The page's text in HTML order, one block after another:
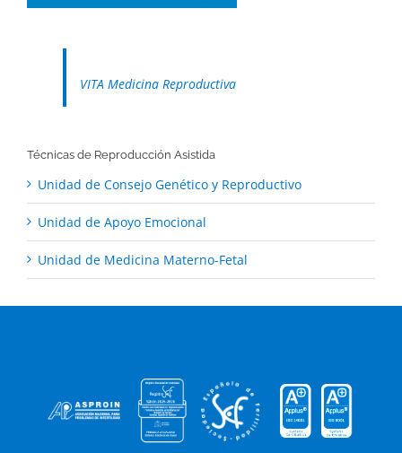
VITA Medicina Reproductiva
Técnicas de Reproducción Asistida
Unidad de Consejo Genético y Reproductivo
Unidad de Apoyo Emocional
Unidad de Medicina Materno-Fetal